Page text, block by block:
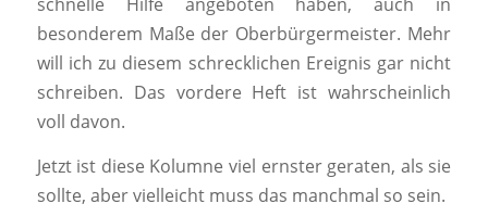
schnelle Hilfe angeboten haben, auch in
besonderem Maße der Oberbürgermeister. Mehr
will ich zu diesem schrecklichen Ereignis gar nicht
schreiben. Das vordere Heft ist wahrscheinlich
voll davon.
Jetzt ist diese Kolumne viel ernster geraten, als sie
sollte, aber vielleicht muss das manchmal so sein.